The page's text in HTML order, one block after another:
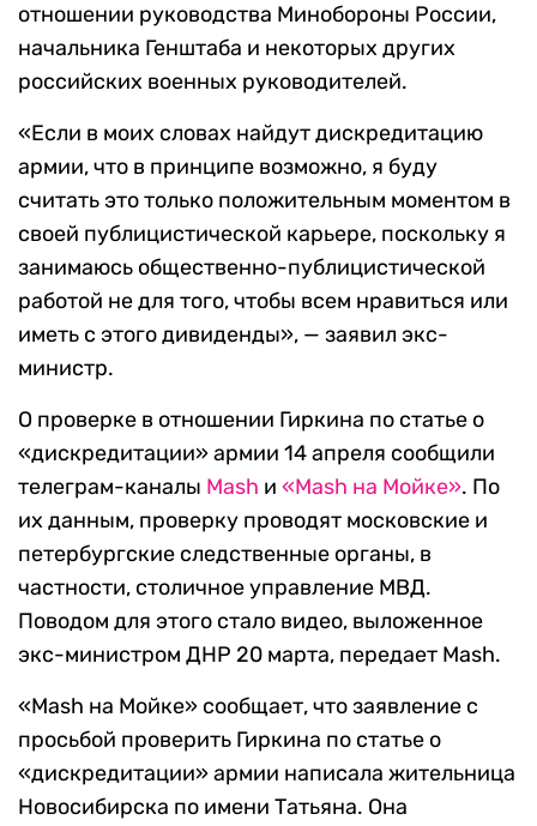
отношении руководства Минобороны России,
начальника Генштаба и некоторых других
российских военных руководителей.
«Если в моих словах найдут дискредитацию
армии, что в принципе возможно, я буду
считать это только положительным моментом в
своей публицистической карьере, поскольку я
занимаюсь общественно-публицистической
работой не для того, чтобы всем нравиться или
иметь с этого дивиденды», — заявил экс-
министр.
О проверке в отношении Гиркина по статье о
«дискредитации» армии 14 апреля сообщили
телеграм-каналы Mash и «Mash на Мойке». По
их данным, проверку проводят московские и
петербургские следственные органы, в
частности, столичное управление МВД.
Поводом для этого стало видео, выложенное
экс-министром ДНР 20 марта, передает Mash.
«Mash на Мойке» сообщает, что заявление с
просьбой проверить Гиркина по статье о
«дискредитации» армии написала жительница
Новосибирска по имени Татьяна. Она